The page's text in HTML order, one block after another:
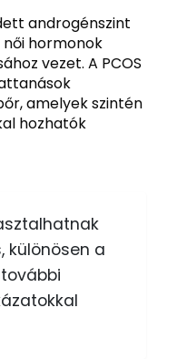
androgénszint
hormonok
vezet. A PCOS
amelyek szintén
hozhatók
különösen a